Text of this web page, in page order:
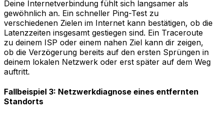
Deine Internetverbindung fühlt sich langsamer als
gewöhnlich an. Ein schneller Ping-Test zu
verschiedenen Zielen im Internet kann bestätigen, ob die
Latenzzeiten insgesamt gestiegen sind. Ein Traceroute
zu deinem ISP oder einem nahen Ziel kann dir zeigen,
ob die Verzögerung bereits auf den ersten Sprüngen in
deinem lokalen Netzwerk oder erst später auf dem Weg
auftritt.
Fallbeispiel 3: Netzwerkdiagnose eines entfernten
Standorts